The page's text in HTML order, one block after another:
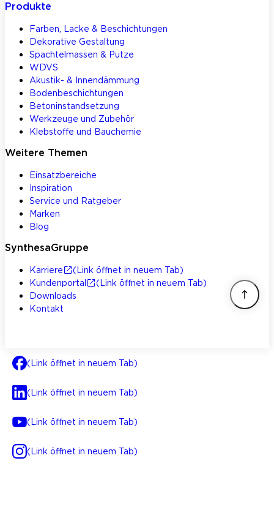
Produkte
Farben, Lacke & Beschichtungen
Dekorative Gestaltung
Spachtelmassen & Putze
WDVS
Akustik- & Innendämmung
Bodenbeschichtungen
Betoninstandsetzung
Werkzeuge und Zubehör
Klebstoffe und Bauchemie
Weitere Themen
Einsatzbereiche
Inspiration
Service und Ratgeber
Marken
Blog
SynthesaGruppe
Karriere
(Link öffnet in neuem Tab)
Kundenportal
(Link öffnet in neuem Tab)
Downloads
Kontakt
(Link öffnet in neuem Tab)
(Link öffnet in neuem Tab)
(Link öffnet in neuem Tab)
(Link öffnet in neuem Tab)